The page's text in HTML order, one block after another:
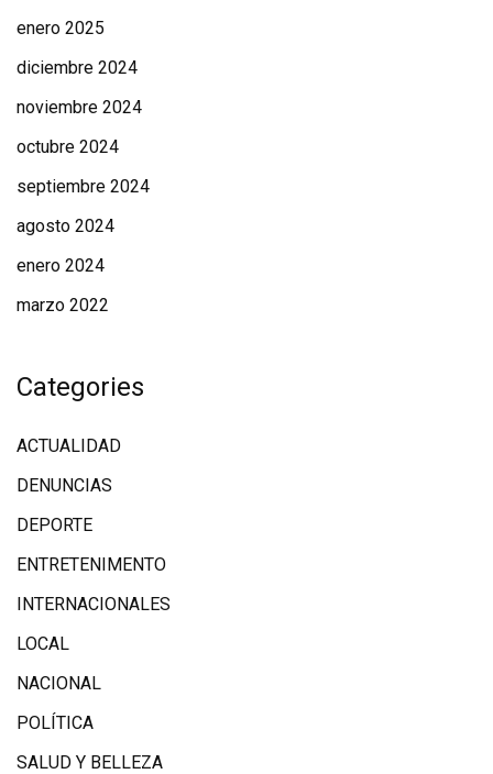
enero 2025
diciembre 2024
noviembre 2024
octubre 2024
septiembre 2024
agosto 2024
enero 2024
marzo 2022
Categories
ACTUALIDAD
DENUNCIAS
DEPORTE
ENTRETENIMENTO
INTERNACIONALES
LOCAL
NACIONAL
POLÍTICA
SALUD Y BELLEZA